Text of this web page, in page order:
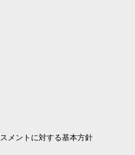
メントに対する基本方針